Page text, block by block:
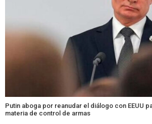
Putin aboga por reanudar el diálogo con EEUU
materia de control de armas